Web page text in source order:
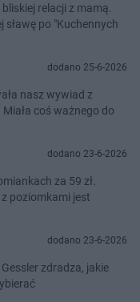
relacji z mamą.
sławę po "Kuchennych
dodano 25-6-2026
nasz wywiad z
coś ważnego do
dodano 23-6-2026
za 59 zł.
poziomkami jest
dodano 23-6-2026
zdradza, jakie